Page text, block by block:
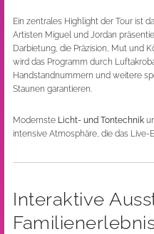
Ein zentrales Highlight der Tour ist
Artisten Miguel und Jordan
Darbietung, die Präzision, Mut und
wird das Programm durch
Handstandnummern und weitere
Staunen garantieren.
Modernste Licht- und Tontechnik
intensive Atmosphäre, die das Live-
Interaktive